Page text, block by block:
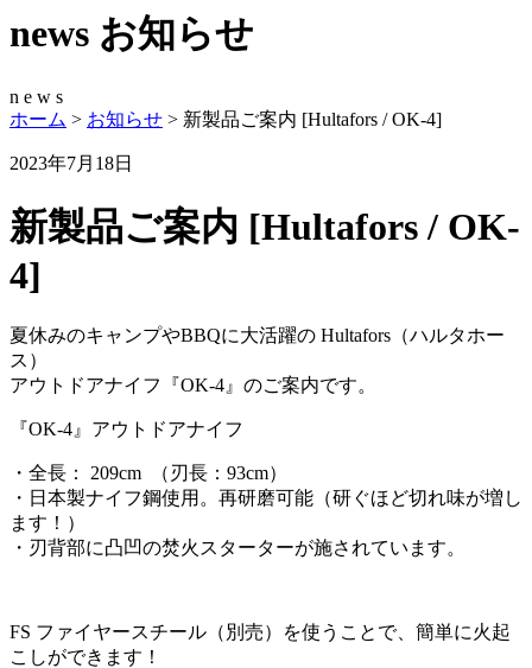
news お知らせ
n e w s
ホーム > お知らせ > 新製品ご案内 [Hultafors / OK-4]
2023年7月18日
新製品ご案内 [Hultafors / OK-
4]
夏休みのキャンプやBBQに大活躍の Hultafors（ハルタホー
ス）
アウトドアナイフ『OK-4』のご案内です。
『OK-4』アウトドアナイフ
・全長： 209cm （刃長：93cm）
・日本製ナイフ鋼使用。再研磨可能（研ぐほど切れ味が増し
ます！）
・刃背部に凸凹の焚火スターターが施されています。
FS ファイヤースチール（別売）を使うことで、簡単に火起
こしができます！